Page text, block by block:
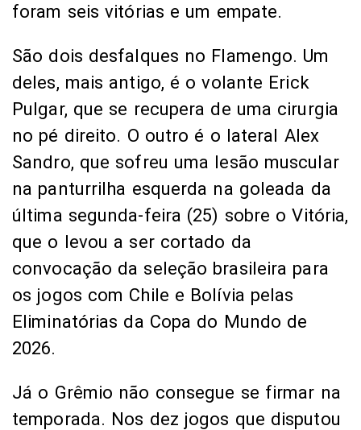
foram seis vitórias e um empate.
São dois desfalques no Flamengo. Um
deles, mais antigo, é o volante Erick
Pulgar, que se recupera de uma cirurgia
no pé direito. O outro é o lateral Alex
Sandro, que sofreu uma lesão muscular
na panturrilha esquerda na goleada da
última segunda-feira (25) sobre o Vitória,
que o levou a ser cortado da
convocação da seleção brasileira para
os jogos com Chile e Bolívia pelas
Eliminatórias da Copa do Mundo de
2026.
Já o Grêmio não consegue se firmar na
temporada. Nos dez jogos que disputou